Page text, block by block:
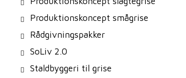
Produktionskoncept smågrise
Rådgivningspakker
SoLiv 2.0
Staldbyggeri til grise